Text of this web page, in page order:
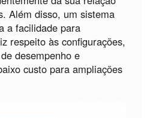
Além disso, um sistema
a facilidade para
respeito às configurações,
desempenho e
custo para ampliações